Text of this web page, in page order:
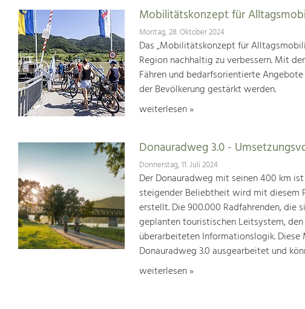
Mobilitätskonzept für
Montag, 28. Oktober 2024
Das „Mobilitätskonzept für
Region nachhaltig zu verbessern. Mit
Fähren und bedarfsorientierte
der Bevölkerung gestärkt werden.
weiterlesen »
Donauradweg 3.0 -
Donnerstag, 11. Juli 2024
Der Donauradweg mit seinen 400 km
steigender Beliebtheit wird mit diesem
erstellt. Die 900.000 Radfahrenden,
geplanten touristischen Leitsystem,
überarbeiteten Informationslogik.
Donauradweg 3.0 ausgearbeitet und
weiterlesen »